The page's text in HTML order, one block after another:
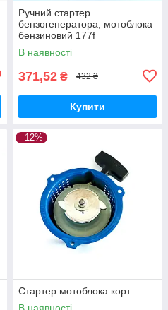
Ручний стартер
бензогенератора, мотоблока
бензиновий 177f
В наявності
371,52 ₴ 432 ₴
Купити
–12%
Стартер мотоблока корт